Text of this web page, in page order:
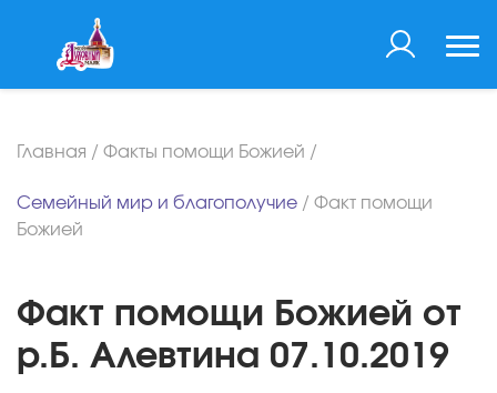
Главная / Факты помощи Божией /
Семейный мир и благополучие / Факт помощи
Божией
Факт помощи Божией от
р.Б. Алевтина 07.10.2019